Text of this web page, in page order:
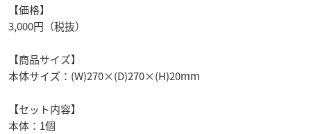
【価格】
3,000円（税抜）
【商品サイズ】
本体サイズ：(W)270×(D)270×(H)20mm
【セット内容】
本体：1個